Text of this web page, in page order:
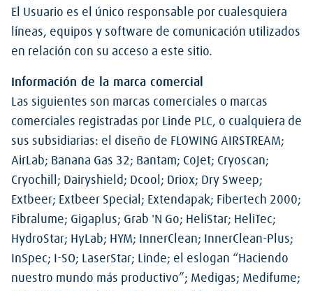
El Usuario es el único responsable por cualesquiera
líneas, equipos y software de comunicación utilizados
en relación con su acceso a este sitio.
Información de la marca comercial
Las siguientes son marcas comerciales o marcas
comerciales registradas por Linde PLC, o cualquiera de
sus subsidiarias: el diseño de FLOWING AIRSTREAM;
AirLab; Banana Gas 32; Bantam; CoJet; Cryoscan;
Cryochill; Dairyshield; Dcool; Driox; Dry Sweep;
Extbeer; Extbeer Special; Extendapak; Fibertech 2000;
Fibralume; Gigaplus; Grab 'N Go; HeliStar; HeliTec;
HydroStar; HyLab; HYM; InnerClean; InnerClean-Plus;
InSpec; I-SO; LaserStar; Linde; el eslogan “Haciendo
nuestro mundo más productivo”; Medigas; Medifume;